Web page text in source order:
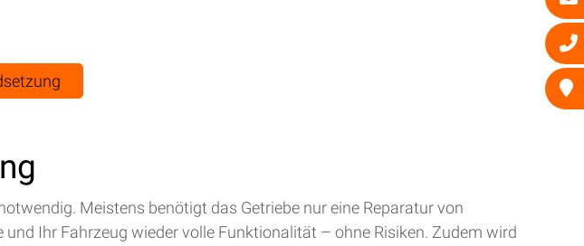
Meistens benötigt das Getriebe nur eine Reparatur von
Ihr Fahrzeug wieder volle Funktionalität – ohne Risiken. Zudem wird